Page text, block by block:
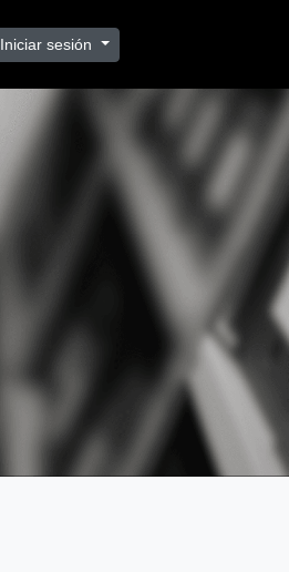
Iniciar sesión